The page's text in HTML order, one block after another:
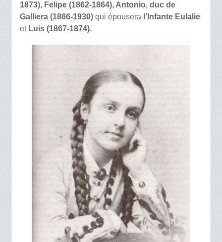
1873), Felipe (1862-1864), Antonio, duc de
Galliera (1866-1930)qui épousera l’Infante Eulalie
etLuis (1867-1874).